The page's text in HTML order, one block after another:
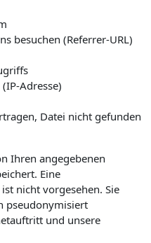
besuchen (Referrer-URL)
Adresse)
Datei nicht gefunden
Ihren angegebenen
Eine
nicht vorgesehen. Sie
pseudonymisiert
und unsere